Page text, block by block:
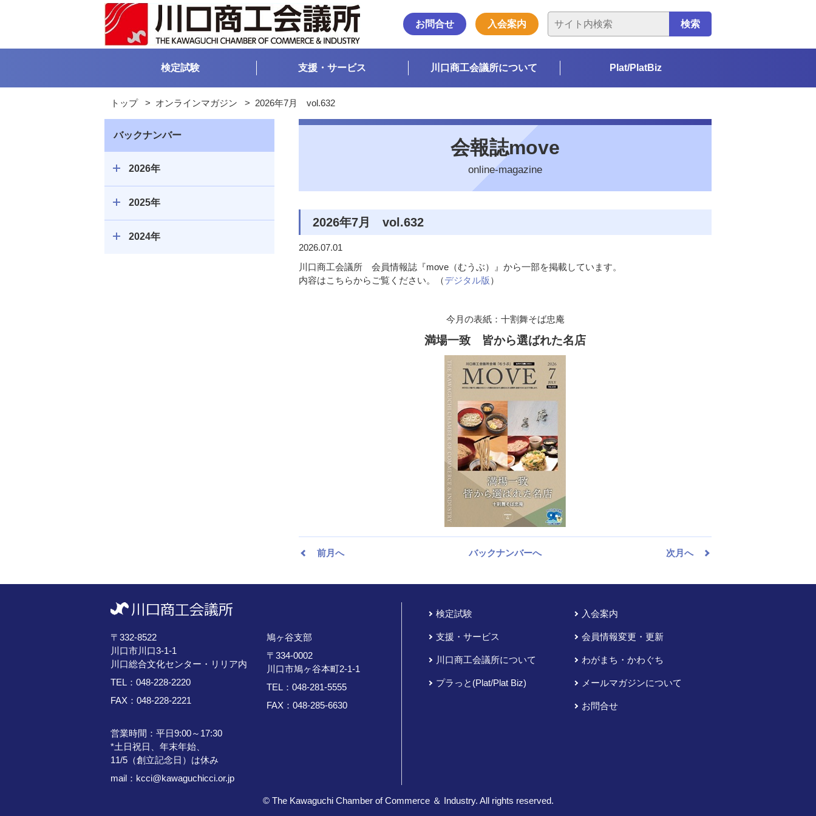
お問合せ 入会案内 検索
検定試験 支援・サービス 川口商工会議所について Plat/PlatBiz
トップ> オンラインマガジン > 2026年7月 vol.632
会報誌move
online-magazine
2026年7月 vol.632
2026.07.01
川口商工会議所 会員情報誌『move（むうぶ）』から一部を掲載しています。
内容はこちらからご覧ください。（デジタル版）
今月の表紙：十割舞そば忠庵
満場一致 皆から選ばれた名店
前月へ バックナンバーへ 次月へ
バックナンバー
2026年
2025年
2024年
〒332-8522
川口市川口3-1-1
川口総合文化センター・リリア内
TEL： 048-228-2220
FAX：048-228-2221
鳩ヶ谷支部
〒334-0002
川口市鳩ヶ谷本町2-1-1
TEL： 048-281-5555
FAX：048-285-6630
営業時間：平日9:00～17:30
*土日祝日、年末年始、
11/5（創立記念日）は休み
mail： kcci@kawaguchicci.or.jp
検定試験
支援・サービス
川口商工会議所について
プラっと(Plat/Plat Biz)
入会案内
会員情報変更・更新
わがまち・かわぐち
メールマガジンについて
お問合せ
© The Kawaguchi Chamber of Commerce ＆ Industry. All rights reserved.